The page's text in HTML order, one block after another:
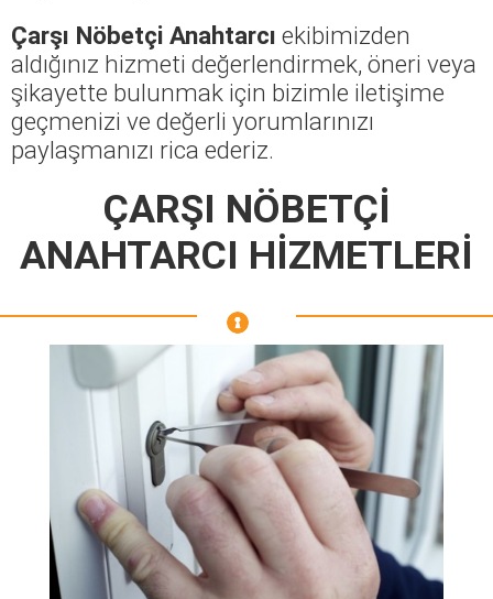
Çarşı Nöbetçi Anahtarcı ekibimizden
aldığınız hizmeti değerlendirmek, öneri veya
şikayette bulunmak için bizimle iletişime
geçmenizi ve değerli yorumlarınızı
paylaşmanızı rica ederiz.
ÇARŞI NÖBETÇİ
ANAHTARCI HİZMETLERİ